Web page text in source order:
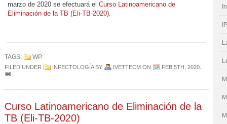
marzo de 2020 se efectuará el Curso Latinoamericano de
Eliminación de la TB (Eli-TB-2020).
TAGS: WP.
FILED UNDER INFECTOLOGÍABY IVETTECM ON FEB 5TH, 2020
Curso Latinoamericano de Eliminación de la
TB (Eli-TB-2020)